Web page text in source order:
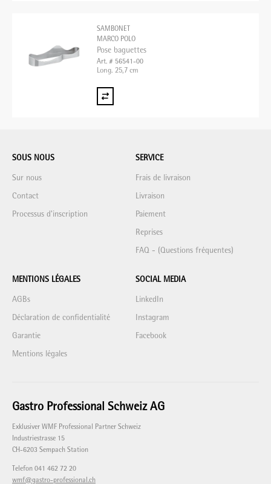
SAMBONET
MARCO POLO
Pose baguettes
Art. # 56541-00
Long. 25,7 cm
SOUS NOUS
Sur nous
Contact
Processus d'inscription
SERVICE
Frais de livraison
Livraison
Paiement
Reprises
FAQ - (Questions fréquentes)
MENTIONS LÉGALES
AGBs
Déclaration de confidentialité
Garantie
Mentions légales
SOCIAL MEDIA
LinkedIn
Instagram
Facebook
Gastro Professional Schweiz AG
Exklusiver WMF Professional Partner Schweiz
Industriestrasse 15
CH-6203 Sempach Station
Telefon 041 462 72 20
wmf@gastro-professional.ch